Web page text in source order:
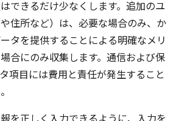
できるだけ少なくします。追加のユ
住所など）は、必要な場合のみ、か
タを提供することによる明確なメリ
合にのみ収集します。通信および保
項目には費用と責任が発生すること